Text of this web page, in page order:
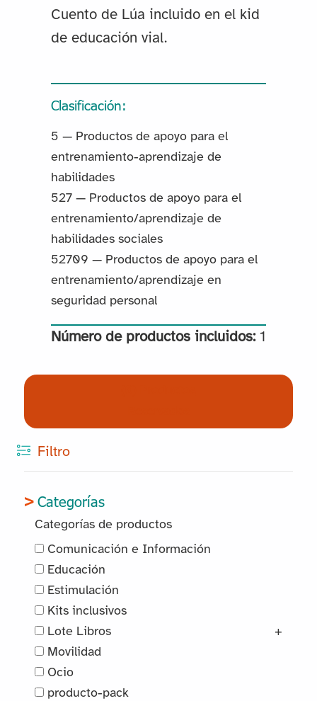
Cuento de Lúa incluido en el kid
de educación vial.
Clasificación:
5 — Productos de apoyo para el
entrenamiento-aprendizaje de
habilidades
527 — Productos de apoyo para el
entrenamiento/aprendizaje de
habilidades sociales
52709 — Productos de apoyo para el
entrenamiento/aprendizaje en
seguridad personal
Número de productos incluidos:1
Filtro
Categorías
Categorías de productos
Comunicación e Información
Educación
Estimulación
Kits inclusivos
Lote Libros
+
Movilidad
Ocio
producto-pack